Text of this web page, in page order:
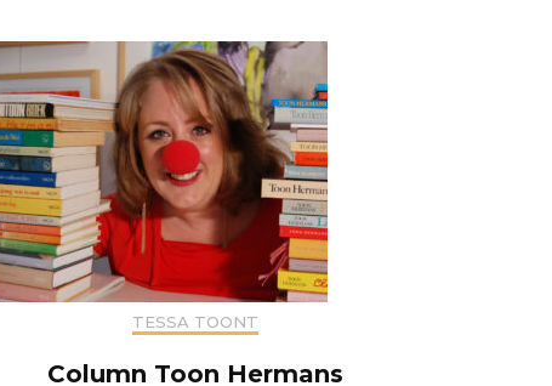
TESSA TOONT
Column Toon Hermans